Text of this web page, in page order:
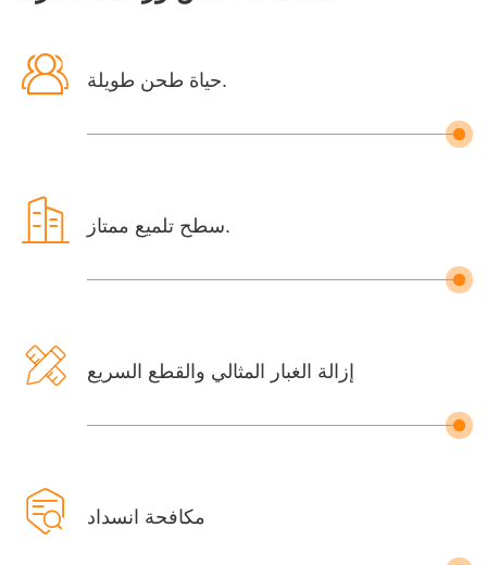
 حياة طحن طويلة.
 سطح تلميع ممتاز.
 إزالة الغبار المثالي والقطع السريع
 مكافحة انسداد